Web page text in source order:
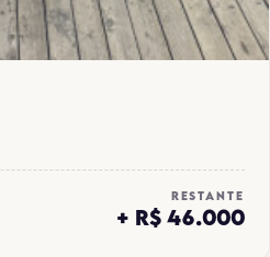
RESTANTE
+ R$ 46.000